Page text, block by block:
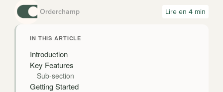
Orderchamp Lire en 4 min
IN THIS ARTICLE
Introduction
Key Features
Sub-section
Getting Started